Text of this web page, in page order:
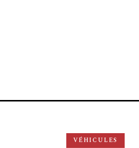
VÉHICULES